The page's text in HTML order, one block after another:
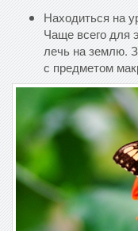
Находиться на
Чаще всего для
лечь на землю.
с предметом